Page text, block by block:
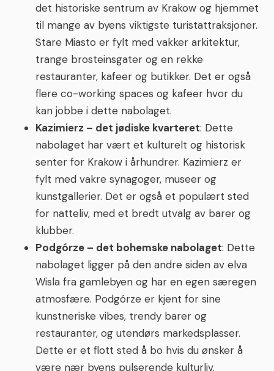
det historiske sentrum av Krakow og hjemmet
til mange av byens viktigste turistattraksjoner.
Stare Miasto er fylt med vakker arkitektur,
trange brosteinsgater og en rekke
restauranter, kafeer og butikker. Det er også
flere co-working spaces og kafeer hvor du
kan jobbe i dette nabolaget.
Kazimierz – det jødiske kvarteret: Dette
nabolaget har vært et kulturelt og historisk
senter for Krakow i århundrer. Kazimierz er
fylt med vakre synagoger, museer og
kunstgallerier. Det er også et populært sted
for natteliv, med et bredt utvalg av barer og
klubber.
Podgórze – det bohemske nabolaget: Dette
nabolaget ligger på den andre siden av elva
Wisla fra gamlebyen og har en egen særegen
atmosfære. Podgórze er kjent for sine
kunstneriske vibes, trendy barer og
restauranter, og utendørs markedsplasser.
Dette er et flott sted å bo hvis du ønsker å
være nær byens pulserende kulturliv.